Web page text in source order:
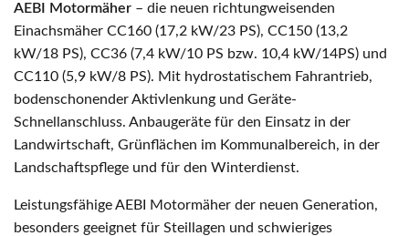
AEBI Motormäher – die neuen richtungweisenden
Einachsmäher CC160 (17,2 kW/23 PS), CC150 (13,2
kW/18 PS), CC36 (7,4 kW/10 PS bzw. 10,4 kW/14PS) und
CC110 (5,9 kW/8 PS). Mit hydrostatischem Fahrantrieb,
bodenschonender Aktivlenkung und Geräte-
Schnellanschluss. Anbaugeräte für den Einsatz in der
Landwirtschaft, Grünflächen im Kommunalbereich, in der
Landschaftspflege und für den Winterdienst.
Leistungsfähige AEBI Motormäher der neuen Generation,
besonders geeignet für Steillagen und schwieriges